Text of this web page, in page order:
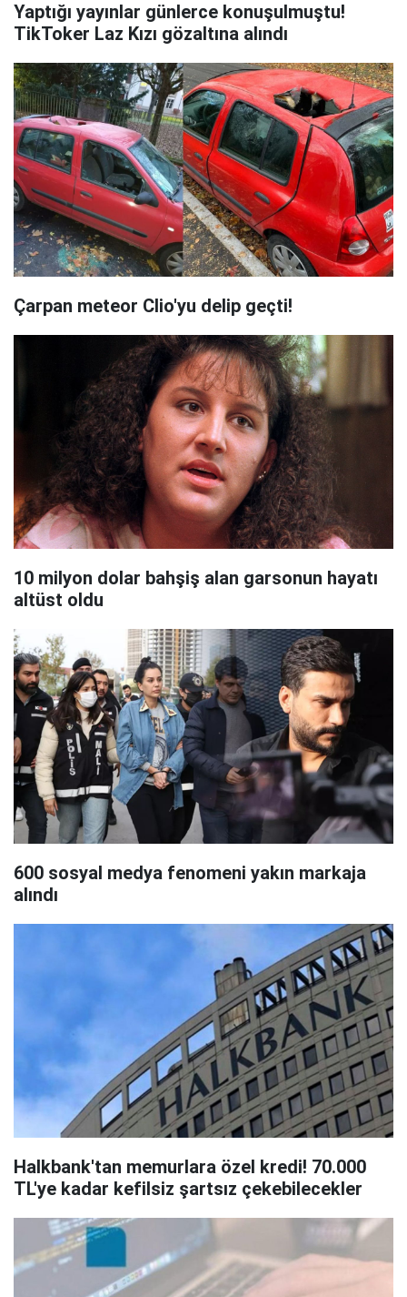
Yaptığı yayınlar günlerce konuşulmuştu!
TikToker Laz Kızı gözaltına alındı
Çarpan meteor Clio'yu delip geçti!
10 milyon dolar bahşiş alan garsonun hayatı
altüst oldu
600 sosyal medya fenomeni yakın markaja
alındı
Halkbank'tan memurlara özel kredi! 70.000
TL'ye kadar kefilsiz şartsız çekebilecekler